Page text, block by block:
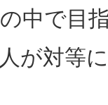
中で目
人が対等